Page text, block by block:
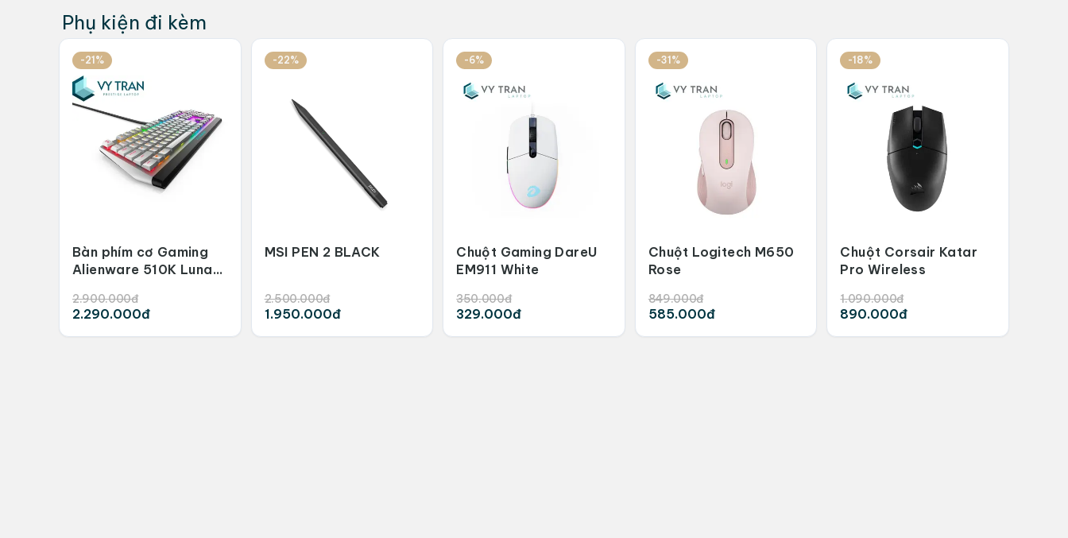
Phụ kiện đi kèm
-21%
Bàn phím cơ Gaming
Alienware 510K Lunar
2.900.000đ
2.290.000đ
-22%
MSI PEN 2 BLACK
2.500.000đ
1.950.000đ
-6%
Chuột Gaming DareU
EM911 White
350.000đ
329.000đ
-31%
Chuột Logitech M650
Rose
849.000đ
585.000đ
-18%
Chuột Corsair Katar
Pro Wireless
1.090.000đ
890.000đ